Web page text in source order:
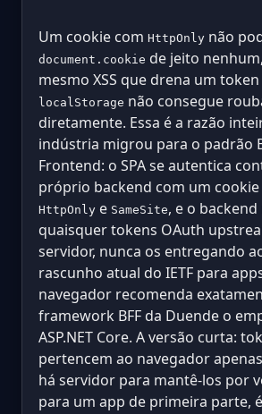
Um cookie com HttpOnly não
document.cookie de jeito
mesmo XSS que drena um
localStorage não consegue
diretamente. Essa é a razão
indústria migrou para o padrão
Frontend: o SPA se autentica
próprio backend com um
HttpOnly e SameSite, e o
quaisquer tokens OAuth
servidor, nunca os entregando
rascunho atual do IETF para
navegador recomenda
framework BFF da Duende o
ASP.NET Core. A versão curta:
pertencem ao navegador
há servidor para mantê-los por
para um app de primeira parte,